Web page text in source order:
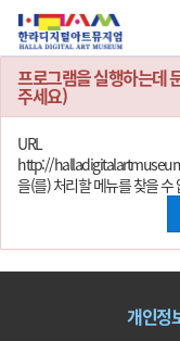
본
문
바
로
가
기
프로그램을 실행하는데
주세요)
URL
http://
을(를) 처리할 메뉴를 찾을 수
개인정